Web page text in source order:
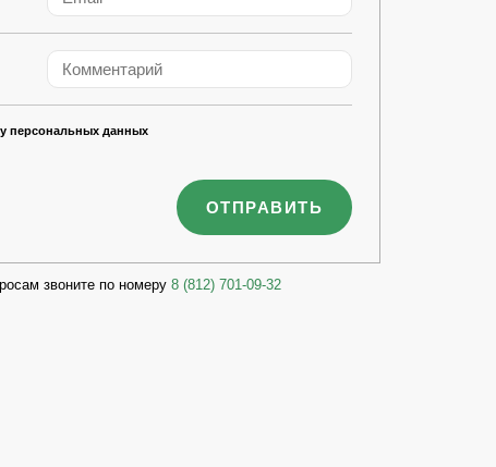
персональных данных
звоните по номеру8 (812) 701-09-32